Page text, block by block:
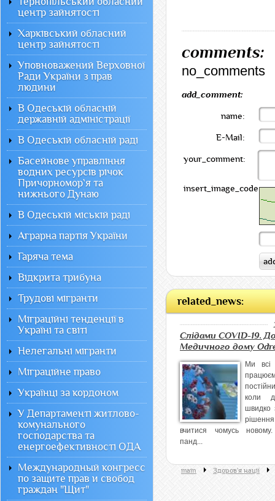
comments:
no_comments
add_comment:
name:
E-Mail:
your_comment:
insert_image_code:
related_news:
Слідами COVID-19.
Медичного дому
Ми всі
коли
швидко
рішення
вчитися чомусь
панд...
main Здоров'я нації
центр зайнятості
Харківський обласний
центр зайнятості
Уповноважений Верховної
Ради України з прав
людини
В Одеській обласній
державній адміністрації
В Одеській обласній раді
Басейнове управління
водних ресурсів річок
Причорномор`я та
нижнього Дунаю
В Одеській міській раді
Аграрна партія України
Гаряча тема
Відкрита трибуна
Трудові мігранти
Міграційні тенденції в
Україні та світі
Нелегальні мігранти
Міграційне право
Українці за кордоном
У Департаменті житлово-
комунального
господарства та
енергоефективності ОДА
Международный конгресс
по защите прав и свобод
граждан "Щит"